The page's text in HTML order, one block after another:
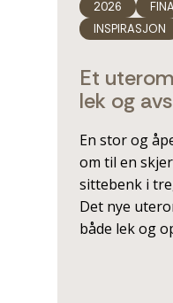
2026
INSPIRASJON
Et
lek og
En stor og
om til en
sittebenk i
Det nye
både lek og